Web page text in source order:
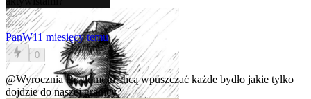
PanW11 miesięcy temu
0
@WyroczniaBo tłumoki chcą wpuszczać każde bydło jakie tylko
dojdzie do naszej granicy?